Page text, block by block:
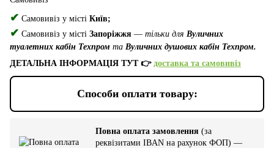
✔ Самовивіз у місті Київ;
✔ Самовивіз у місті Запоріжжя — тільки для Вуличних
туалетних кабін Техпром та Вуличних душових кабін Техпром.
ДЕТАЛЬНА ІНФОРМАЦІЯ ТУТ 👉 доставка та самовивіз
Способи оплати товару:
Повна оплата замовлення (за
реквізитами IBAN на рахунок ФОП) —